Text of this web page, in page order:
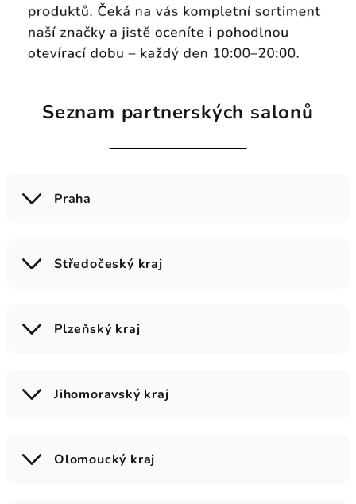
Seznam partnerských salonů
Praha
Středočeský kraj
Plzeňský kraj
Jihomoravský kraj
Olomoucký kraj